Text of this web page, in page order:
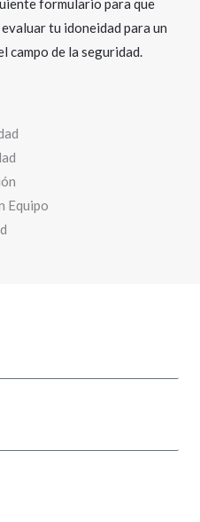
formulario para que
tu idoneidad para un
campo de la seguridad.
Equipo